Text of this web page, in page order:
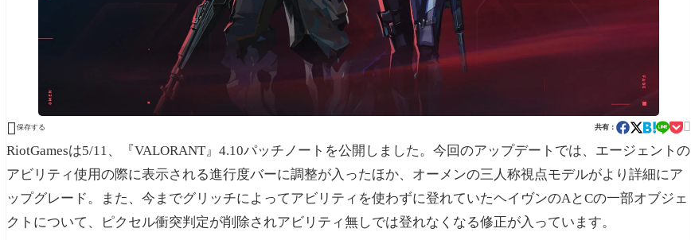
 保存する 共有：

RiotGamesは5/11、『VALORANT』4.10パッチノートを公開しました。今回のアップデートでは、エージェントの
アビリティ使用の際に表示される進行度バーに調整が入ったほか、オーメンの三人称視点モデルがより詳細にア
ップグレード。また、今までグリッチによってアビリティを使わずに登れていたヘイヴンのAとCの一部オブジェ
クトについて、ピクセル衝突判定が削除されアビリティ無しでは登れなくなる修正が入っています。